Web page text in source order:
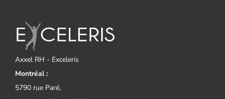
Axxel RH - Exceleris
Montréal :
5790 rue Paré,